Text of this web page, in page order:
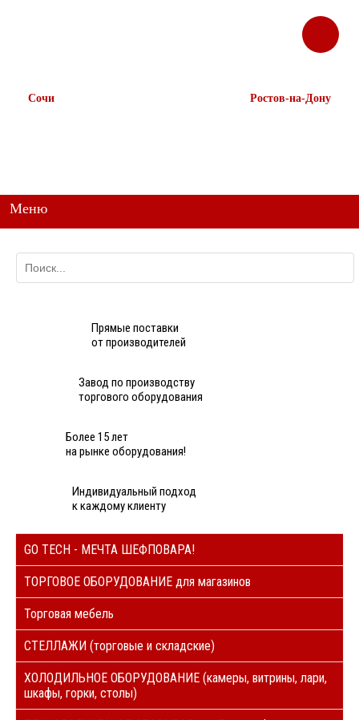
Сочи
ЗАКАЗАТЬ
ЗВОНОК
Ростов-на-Дону
Меню
Прямые поставки
от производителей
Завод по производству
торгового оборудования
Более 15 лет
на рынке оборудования!
Индивидуальный подход
к каждому клиенту
GO TECH - МЕЧТА ШЕФПОВАРА!
ТОРГОВОЕ ОБОРУДОВАНИЕ для магазинов
Торговая мебель
СТЕЛЛАЖИ (торговые и складские)
ХОЛОДИЛЬНОЕ ОБОРУДОВАНИЕ (камеры, витрины, лари,
шкафы, горки, столы)